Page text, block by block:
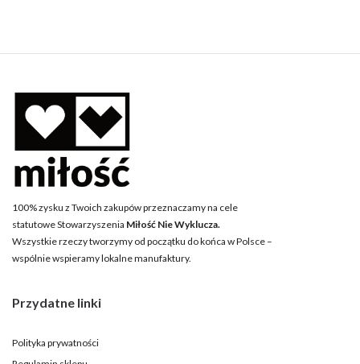
100% zysku z Twoich zakupów przeznaczamy na cele
statutowe Stowarzyszenia Miłość Nie Wyklucza.
Wszystkie rzeczy tworzymy od początku do końca w Polsce –
wspólnie wspieramy lokalne manufaktury.
Przydatne linki
Polityka prywatności